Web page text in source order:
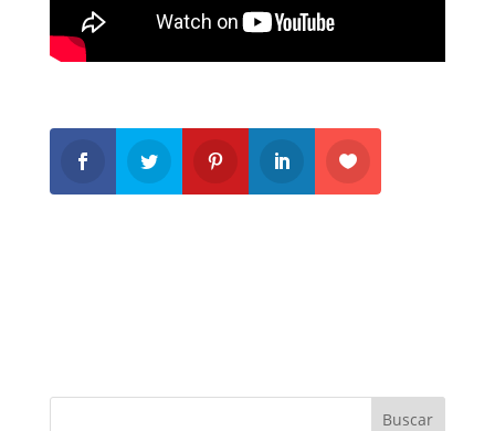
Buscar